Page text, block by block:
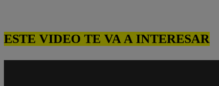
ESTE VIDEO TE VA A INTERESAR